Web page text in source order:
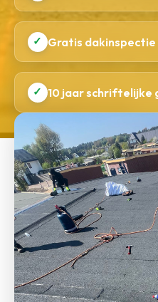
✓ Gratis dakinspectie
✓ 10 jaar schriftelijke